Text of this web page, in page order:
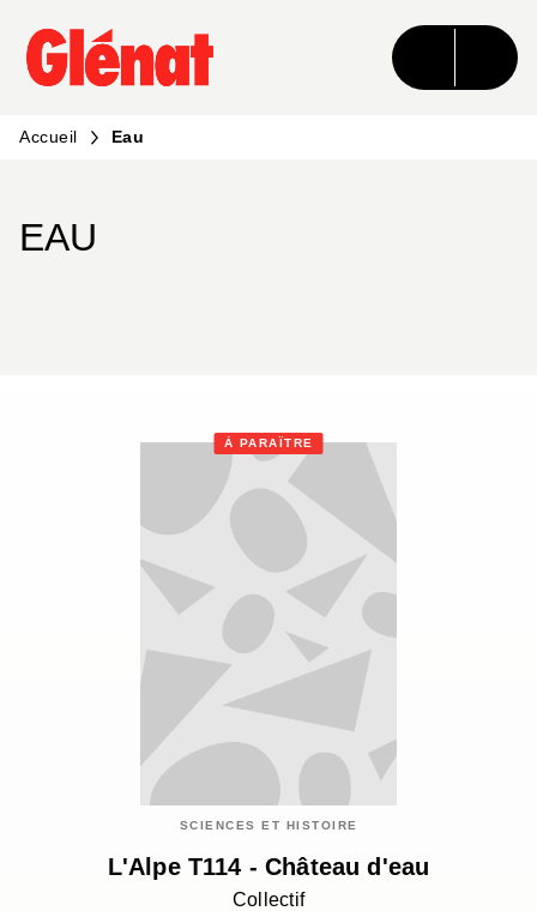
MENU RECHERCHE CONTENU
PIED DE PAGE
Accueil Eau
EAU
À PARAÎTRE
SCIENCES ET HISTOIRE
L'Alpe T114 - Château d'eau
Collectif